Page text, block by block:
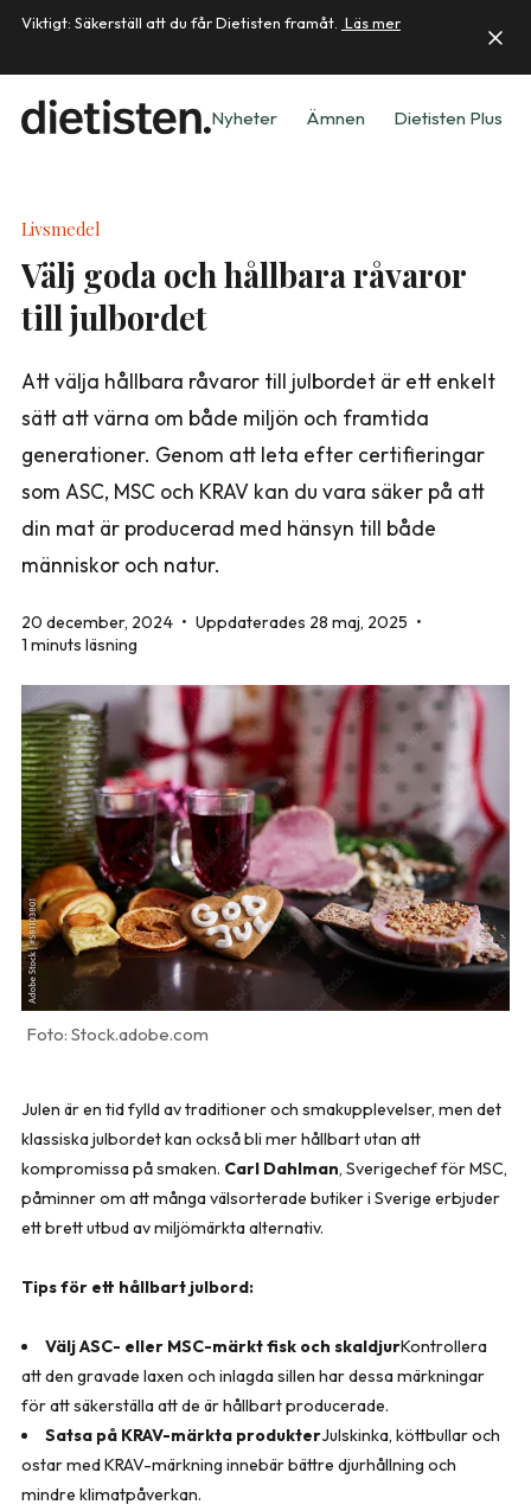
Viktigt: Säkerställ att du får Dietisten framåt. Läs mer
Nyheter Ämnen Dietisten Plus
Livsmedel
Välj goda och hållbara råvaror
till julbordet
Att välja hållbara råvaror till julbordet är ett enkelt
sätt att värna om både miljön och framtida
generationer. Genom att leta efter certifieringar
som ASC, MSC och KRAV kan du vara säker på att
din mat är producerad med hänsyn till både
människor och natur.
20 december, 2024 • Uppdaterades 28 maj, 2025 •
1 minuts läsning
Stock.adobe.com
Julen är en tid fylld av traditioner och smakupplevelser, men det
klassiska julbordet kan också bli mer hållbart utan att
kompromissa på smaken. Carl Dahlman, Sverigechef för MSC,
påminner om att många välsorterade butiker i Sverige erbjuder
ett brett utbud av miljömärkta alternativ.
Tips för ett hållbart julbord:
Välj ASC- eller MSC-märkt fisk och skaldjurKontrollera
att den gravade laxen och inlagda sillen har dessa märkningar
för att säkerställa att de är hållbart producerade.
Satsa på KRAV-märkta produkterJulskinka, köttbullar och
ostar med KRAV-märkning innebär bättre djurhållning och
mindre klimatpåverkan.